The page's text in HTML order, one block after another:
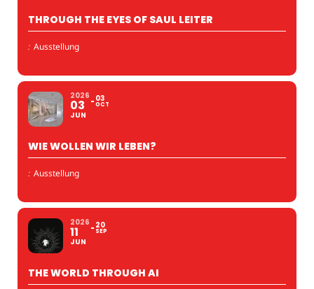
THROUGH THE EYES OF SAUL LEITER
: Ausstellung
2026
03
JUN
03
OCT
WIE WOLLEN WIR LEBEN?
: Ausstellung
2026
11
JUN
20
SEP
THE WORLD THROUGH AI